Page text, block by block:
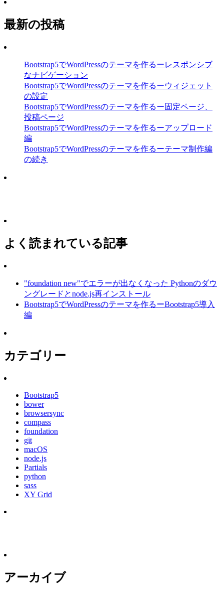
最新の投稿
Bootstrap5でWordPressのテーマを作るーレスポンシブ
なナビゲーション
Bootstrap5でWordPressのテーマを作るーウィジェット
の設定
Bootstrap5でWordPressのテーマを作るー固定ページ、
投稿ページ
Bootstrap5でWordPressのテーマを作るーアップロード
編
Bootstrap5でWordPressのテーマを作るーテーマ制作編
の続き
よく読まれている記事
"foundation new"でエラーが出なくなった Pythonのダウ
ングレードとnode.js再インストール
Bootstrap5でWordPressのテーマを作るーBootstrap5導入
編
カテゴリー
Bootstrap5
bower
browsersync
compass
foundation
git
macOS
node.js
Partials
python
sass
XY Grid
アーカイブ